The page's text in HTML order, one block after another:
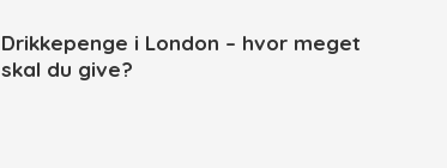
Drikkepenge i London – hvor meget
skal du give?